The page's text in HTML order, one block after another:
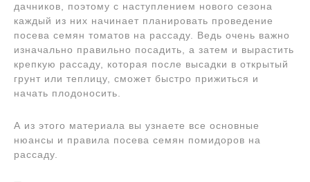
дачников, поэтому с наступлением нового сезона
каждый из них начинает планировать проведение
посева семян томатов на рассаду. Ведь очень важно
изначально правильно посадить, а затем и вырастить
крепкую рассаду, которая после высадки в открытый
грунт или теплицу, сможет быстро прижиться и
начать плодоносить.
А из этого материала вы узнаете все основные
нюансы и правила посева семян помидоров на
рассаду.